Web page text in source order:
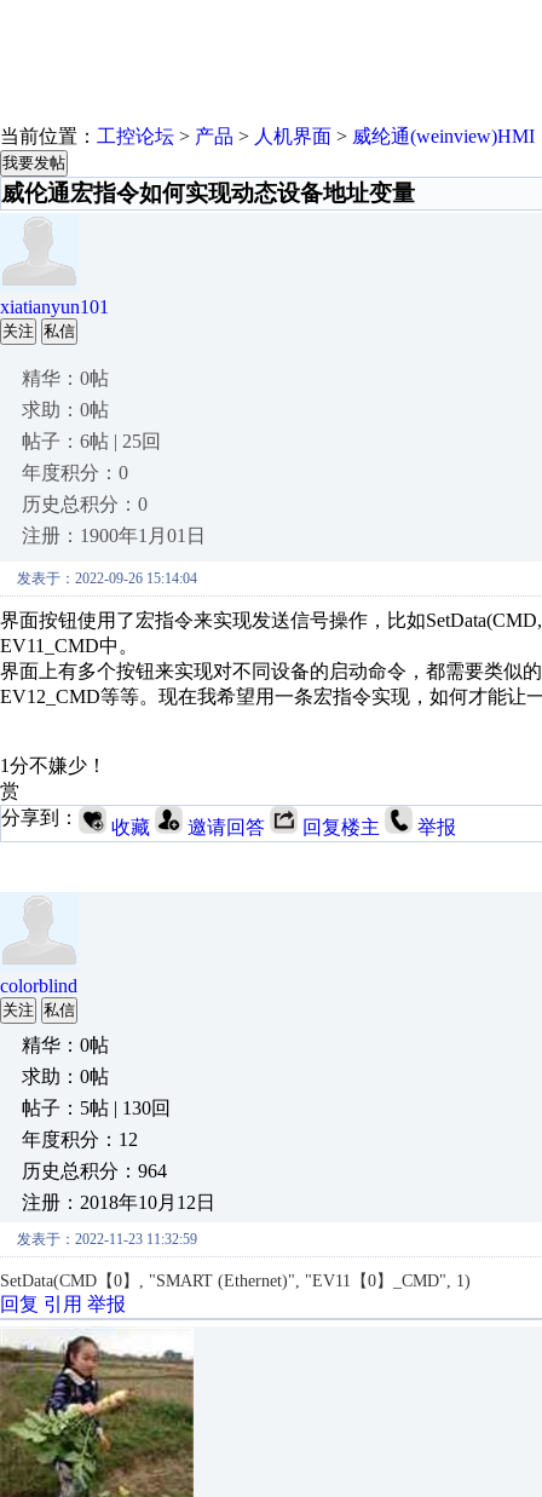
当前位置： 工控论坛 > 产品 > 人机界面 > 威纶通(weinview)HMI
我要发帖
威伦通宏指令如何实现动态设备地址变量
xiatianyun101
关注 私信
精华：0帖
求助：0帖
帖子：6帖 | 25回
年度积分：0
历史总积分：0
注册：1900年1月01日
发表于：2022-09-26 15:14:04
界面按钮使用了宏指令来实现发送信号操作，比如
EV11_CMD中。
界面上有多个按钮来实现对不同设备的启动命令，都需要类似
EV12_CMD等等。现在我希望用一条宏指令实现，如何才能让
1分不嫌少！
赏
分享到：
收藏 邀请回答 回复楼主 举报
colorblind
关注 私信
精华：0帖
求助：0帖
帖子：5帖 | 130回
年度积分：12
历史总积分：964
注册：2018年10月12日
发表于：2022-11-23 11:32:59
SetData(CMD【0】, "SMART (Ethernet)", "EV11 【0】 _CMD", 1)
回复 引用 举报